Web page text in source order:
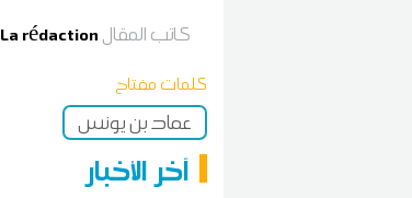
كاتب المقال La rédaction
كلمات مفتاح
عماد بن يونس
آخر الأخبار